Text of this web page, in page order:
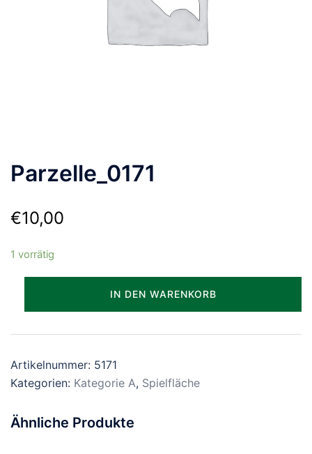
Parzelle_0171
€10,00
1 vorrätig
IN DEN WARENKORB
Artikelnummer: 5171
Kategorien: Kategorie A, Spielfläche
Ähnliche Produkte